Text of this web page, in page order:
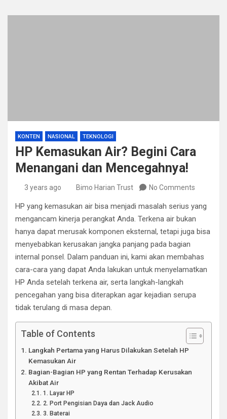
KONTEN NASIONAL TEKNOLOGI
HP Kemasukan Air? Begini Cara
Menangani dan Mencegahnya!
3 years ago Bimo Harian Trust No Comments
HP yang kemasukan air bisa menjadi masalah serius yang
mengancam kinerja perangkat Anda. Terkena air bukan
hanya dapat merusak komponen eksternal, tetapi juga bisa
menyebabkan kerusakan jangka panjang pada bagian
internal ponsel. Dalam panduan ini, kami akan membahas
cara-cara yang dapat Anda lakukan untuk menyelamatkan
HP Anda setelah terkena air, serta langkah-langkah
pencegahan yang bisa diterapkan agar kejadian serupa
tidak terulang di masa depan.
Table of Contents
Langkah Pertama yang Harus Dilakukan Setelah HP
Kemasukan Air
Bagian-Bagian HP yang Rentan Terhadap Kerusakan
Akibat Air
1. Layar HP
2. Port Pengisian Daya dan Jack Audio
3. Baterai